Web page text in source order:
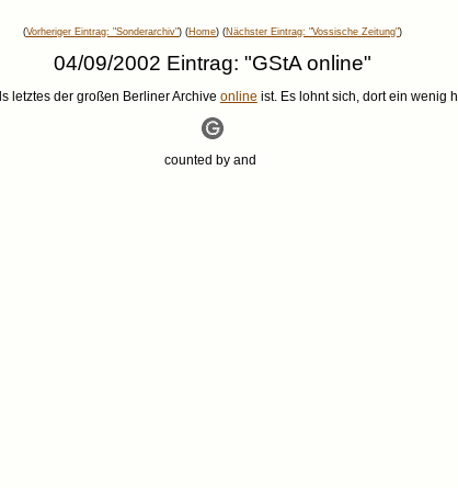
(Vorheriger Eintrag: "Sonderarchiv") (Home) (Nächster Eintrag: "Vossische Zeitung")
04/09/2002 Eintrag: "GStA online"
letztes der großen Berliner Archive online ist. Es lohnt sich, dort ein wenig
counted by and